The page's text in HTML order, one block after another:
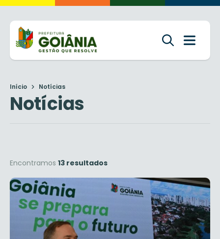
Início Notícias
Notícias
Encontramos 13 resultados